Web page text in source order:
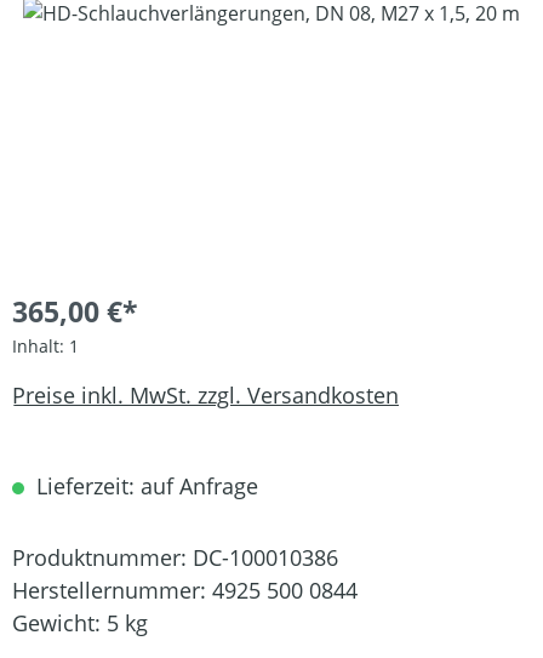
Bildergalerie überspringen
365,00 €*
Inhalt: 1
Preise inkl. MwSt. zzgl. Versandkosten
Lieferzeit: auf Anfrage
Produktnummer: DC-100010386
Herstellernummer: 4925 500 0844
Gewicht: 5 kg